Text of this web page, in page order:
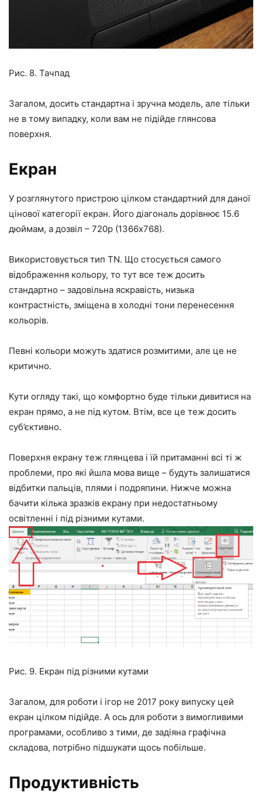
Рис. 8. Тачпад
Загалом, досить стандартна і зручна модель, але тільки
не в тому випадку, коли вам не підійде глянсова
поверхня.
Екран
У розглянутого пристрою цілком стандартний для даної
цінової категорії екран. Його діагональ дорівнює 15.6
дюймам, а дозвіл – 720р (1366х768).
Використовується тип TN. Що стосується самого
відображення кольору, то тут все теж досить
стандартно – задовільна яскравість, низька
контрастність, зміщена в холодні тони перенесення
кольорів.
Певні кольори можуть здатися розмитими, але це не
критично.
Кути огляду такі, що комфортно буде тільки дивитися на
екран прямо, а не під кутом. Втім, все це теж досить
суб’єктивно.
Поверхня екрану теж глянцева і їй притаманні всі ті ж
проблеми, про які йшла мова вище – будуть залишатися
відбитки пальців, плями і подряпини. Нижче можна
бачити кілька зразків екрану при недостатньому
освітленні і під різними кутами.
Рис. 9. Екран під різними кутами
Загалом, для роботи і ігор не 2017 року випуску цей
екран цілком підійде. А ось для роботи з вимогливими
програмами, особливо з тими, де задіяна графічна
складова, потрібно підшукати щось побільше.
Продуктивність